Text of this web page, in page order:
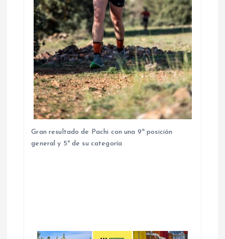
Gran resultado de Pachi con una 9ª posición
general y 5º de su categoría